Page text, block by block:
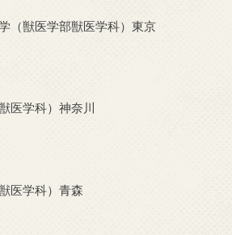
（獣医学部獣医学科）東京
医学科）神奈川
医学科）青森